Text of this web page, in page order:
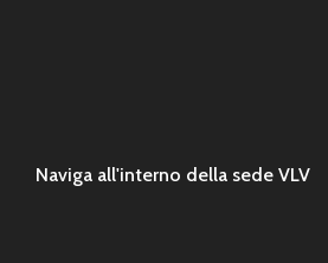
Naviga all'interno della sede VLV